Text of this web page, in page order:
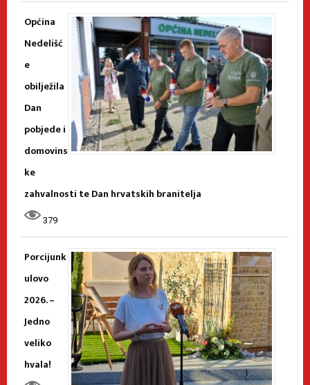
Općina
Nedelišć
e
obilježila
Dan
pobjede i
domovins
ke
zahvalnosti te Dan hrvatskih branitelja
379
Porcijunk
ulovo
2026. –
Jedno
veliko
hvala!